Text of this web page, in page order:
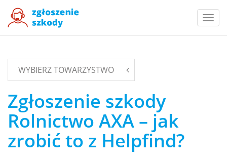
WYBIERZ TOWARZYSTWO
Zgłoszenie szkody
Rolnictwo AXA – jak
zrobić to z Helpfind?